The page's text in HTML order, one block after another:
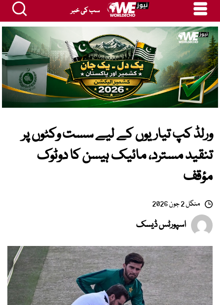
سب کی خبر
ورلڈ کپ تیاریوں کے لیے سست وکٹوں پر
تنقید مسترد، مائیک ہیسن کا دوٹوک
مؤقف
منگل 2 جون 2026
اسپورٹس ڈیسک